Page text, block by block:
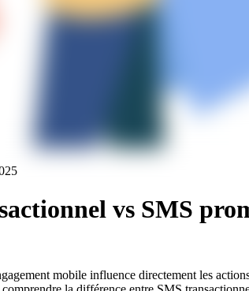
vs SMS
mobile influence directement les